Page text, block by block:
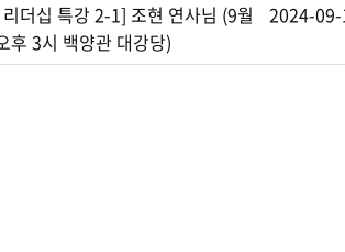
더십 특강 2-1] 조현 연사님 (9월
후 3시 백양관 대강당)
2024-